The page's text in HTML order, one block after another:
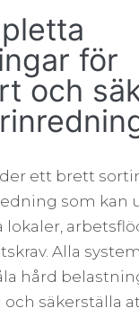
för
och
ett brett
som kan
lokaler,
Alla
hård
säkerställa